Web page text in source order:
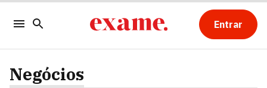
Entrar
Negócios